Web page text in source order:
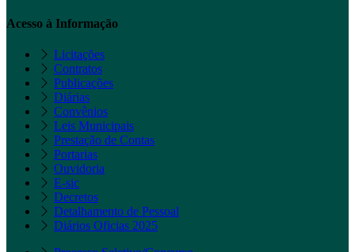
Acesso à Informação
Licitações
Contratos
Publicações
Diárias
Convênios
Leis Municipais
Prestação de Contas
Portarias
Ouvidoria
E-sic
Decretos
Detalhamento de Pessoal
Diários Oficias 2025